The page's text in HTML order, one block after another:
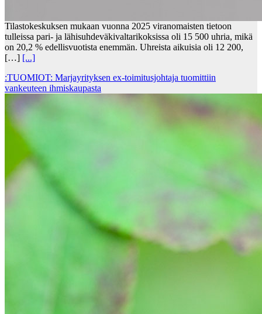
Tilastokeskuksen mukaan vuonna 2025 viranomaisten tietoon
tulleissa pari- ja lähisuhdeväkivaltarikoksissa oli 15 500 uhria, mikä
on 20,2 % edellisvuotista enemmän. Uhreista aikuisia oli 12 200,
[…] [...]
:TUOMIOT: Marjayrityksen ex-toimitusjohtaja tuomittiin
vankeuteen ihmiskaupasta